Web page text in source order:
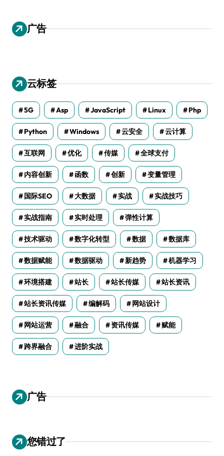
广告
云标签
5G Asp JavaScript Linux Php
Python Windows 云安全 云计算
互联网 优化 传媒 全球支付
内容创新 函数 创新 变量管理
国际SEO 大数据 实战 实战技巧
实战指南 实时处理 弹性计算
技术驱动 数字化转型 数据 数据库
数据赋能 数据驱动 新趋势 机器学习
环境搭建 站长 站长传媒 站长资讯
站长资讯传媒 编解码 网站设计
网站运营 融合 资讯传媒 赋能
跨界融合 进阶实战
广告
您错过了